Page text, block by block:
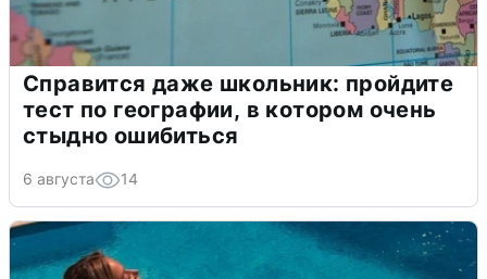
Справится даже школьник: пройдите
тест по географии, в котором очень
стыдно ошибиться
6 августа 14